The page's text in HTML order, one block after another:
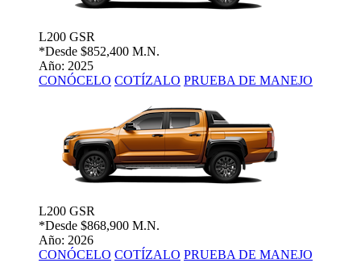
L200 GSR
*Desde $852,400 M.N.
Año: 2025
CONÓCELO COTÍZALO PRUEBA DE MANEJO
L200 GSR
*Desde $868,900 M.N.
Año: 2026
CONÓCELO COTÍZALO PRUEBA DE MANEJO